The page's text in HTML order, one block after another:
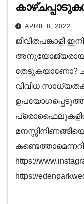
APRIL 8, 2022
ജീവിതപങ്കാളി
അനുയോജ്യരായ
തേടുകയാണോ?
വിവിധ
https://
https://